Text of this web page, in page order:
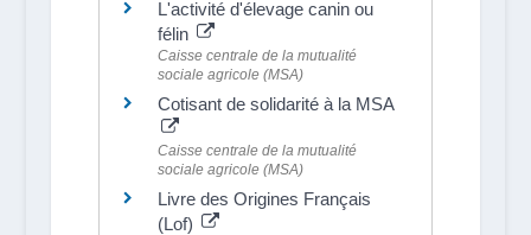
L'activité d'élevage canin ou
félin
Caisse centrale de la mutualité
sociale agricole (MSA)
Cotisant de solidarité à la MSA
Caisse centrale de la mutualité
sociale agricole (MSA)
Livre des Origines Français
(Lof)